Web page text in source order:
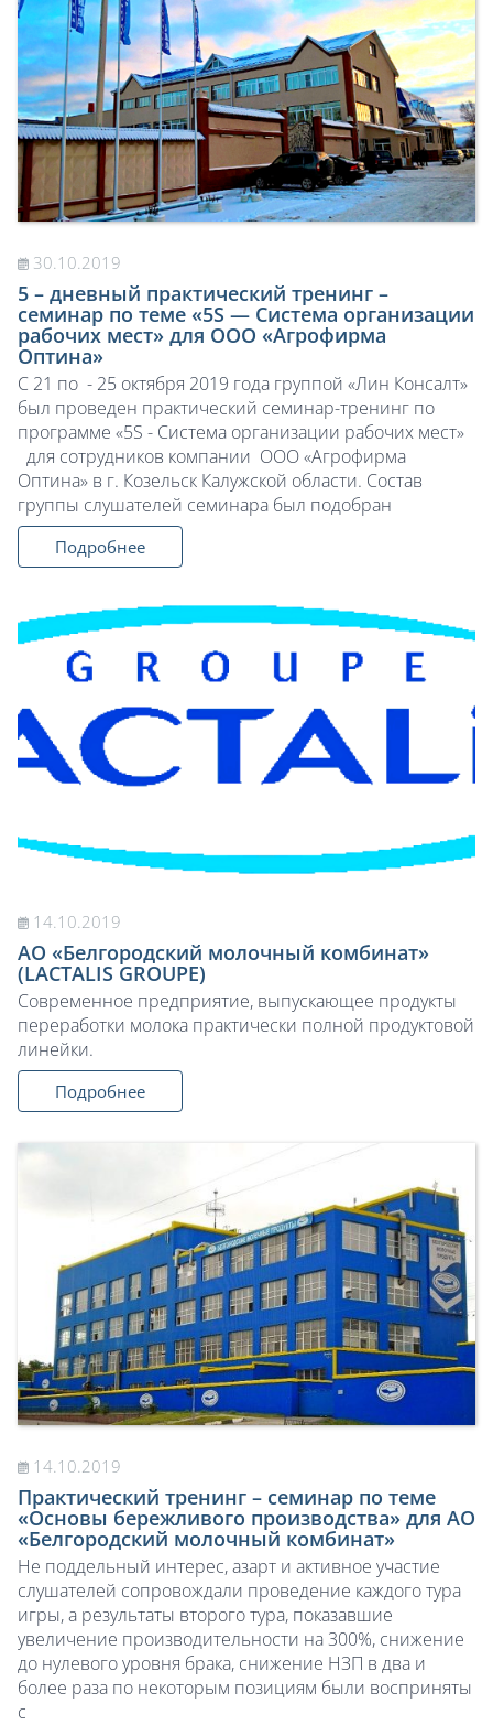
30.10.2019
5 – дневный практический тренинг –
семинар по теме «5S — Система организации
рабочих мест» для OOО «Агрофирма
Оптина»
С 21 по - 25 октября 2019 года группой «Лин Консалт»
был проведен практический семинар-тренинг по
программе «5S - Система организации рабочих мест»
для сотрудников компании OOО «Агрофирма
Оптина» в г. Козельск Калужской области. Состав
группы слушателей семинара был подобран
Подробнее
14.10.2019
АО «Белгородский молочный комбинат»
(LACTALIS GROUPE)
Современное предприятие, выпускающее продукты
переработки молока практически полной продуктовой
линейки.
Подробнее
14.10.2019
Практический тренинг – семинар по теме
«Основы бережливого производства» для АО
«Белгородский молочный комбинат»
Не поддельный интерес, азарт и активное участие
слушателей сопровождали проведение каждого тура
игры, а результаты второго тура, показавшие
увеличение производительности на 300%, снижение
до нулевого уровня брака, снижение НЗП в два и
более раза по некоторым позициям были восприняты
с